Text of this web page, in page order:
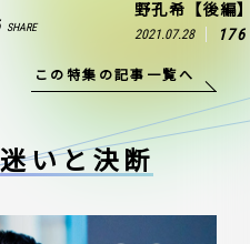
SHARE
野孔希【後編
2021.07.28 176
この特集の記事一覧へ
迷いと決断